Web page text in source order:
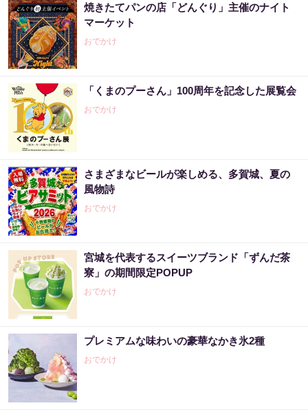
焼きたてパンの店「どんぐり」主催のナイト
マーケット
おでかけ
「くまのプーさん」100周年を記念した展覧会
おでかけ
さまざまなビールが楽しめる、多賀城、夏の
風物詩
おでかけ
宮城を代表するスイーツブランド「ずんだ茶
寮」の期間限定POPUP
おでかけ
プレミアムな味わいの豪華なかき氷2種
おでかけ